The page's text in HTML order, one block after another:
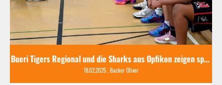
Bueri Tigers Regional und die Sharks aus Opfikon zeigen spannendsten Basketball
18.02.2025, Backer Oliver